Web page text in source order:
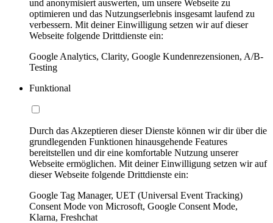
und anonymisiert auswerten, um unsere Webseite zu
optimieren und das Nutzungserlebnis insgesamt laufend zu
verbessern. Mit deiner Einwilligung setzen wir auf dieser
Webseite folgende Drittdienste ein:
Google Analytics, Clarity, Google Kundenrezensionen, A/B-
Testing
Funktional
Durch das Akzeptieren dieser Dienste können wir dir über die
grundlegenden Funktionen hinausgehende Features
bereitstellen und dir eine komfortable Nutzung unserer
Webseite ermöglichen. Mit deiner Einwilligung setzen wir auf
dieser Webseite folgende Drittdienste ein:
Google Tag Manager, UET (Universal Event Tracking)
Consent Mode von Microsoft, Google Consent Mode,
Klarna, Freshchat